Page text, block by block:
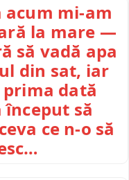
acum mi-am
la mare —
să vadă apa
din sat, iar
prima dată
să
ce n-o să